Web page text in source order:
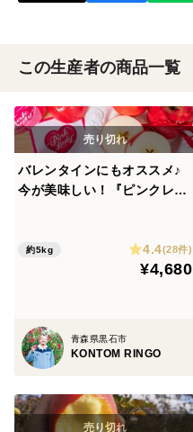
この生産者の商品一覧
バレンタインにもオススメ♪
今が美味しい！『ピンクレデ
約5kg 4.4(28件)
¥4,680
青森県黒石市
KONTOM RINGO